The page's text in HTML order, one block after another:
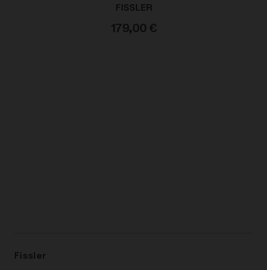
FISSLER
179,00 €
Fissler